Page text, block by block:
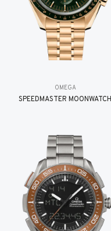
OMEGA
SPEEDMASTER MOONWATCH